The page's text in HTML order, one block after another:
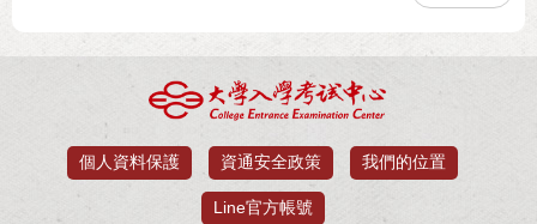
個人資料保護 資通安全政策 我們的位置
Line官方帳號